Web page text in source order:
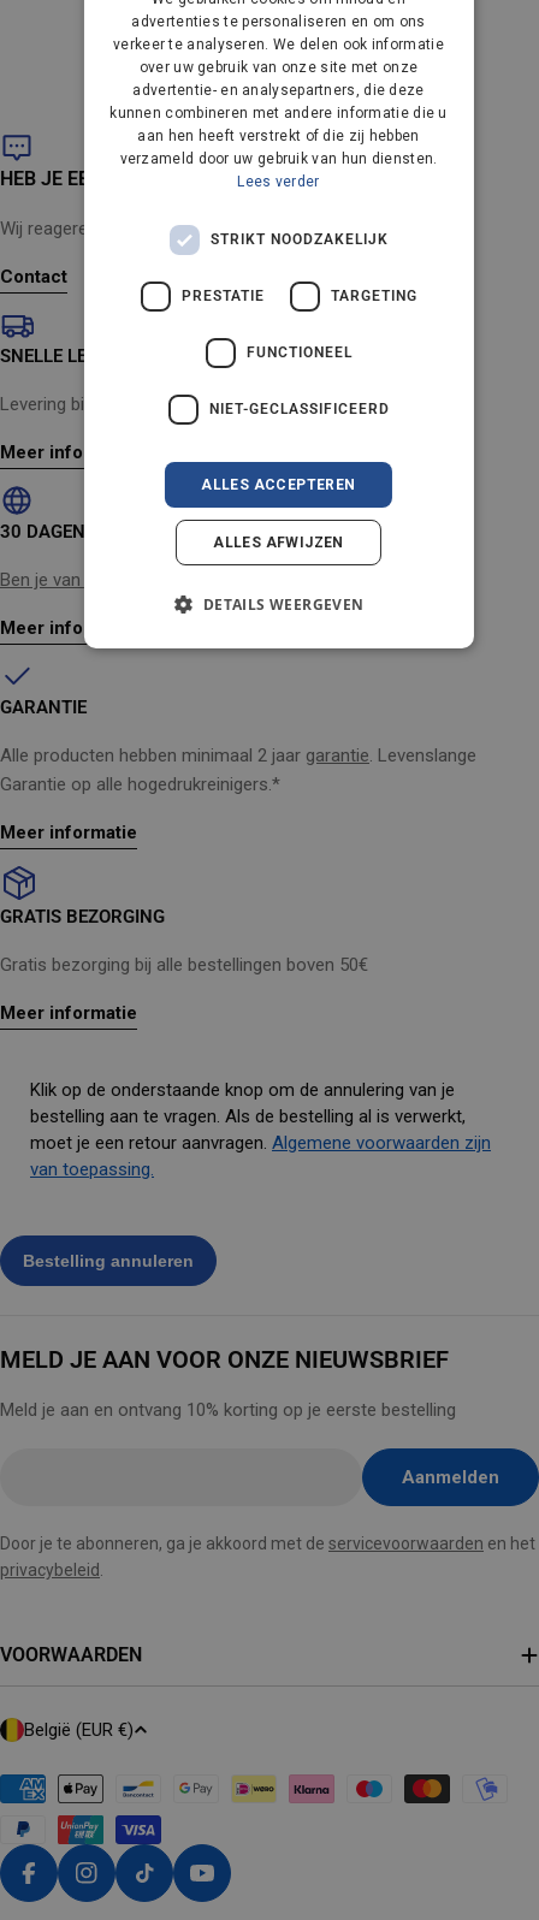
Unable to load recommendations
HEB JE EEN VRAAG?
Wij reageren binnen 24 uur (maandag tot en met vrijdag).
Contact
SNELLE LEVERING
Levering binnen 2-4 werkdagen
Meer informatie
30 DAGEN GELD-TERUG-GARANTIE
Ben je van gedachten veranderd?
Meer informatie
GARANTIE
Alle producten hebben minimaal 2 jaar garantie. Levenslange
Garantie op alle hogedrukreinigers.*
Meer informatie
GRATIS BEZORGING
Gratis bezorging bij alle bestellingen boven 50€
Meer informatie
Klik op de onderstaande knop om de annulering van je
bestelling aan te vragen. Als de bestelling al is verwerkt,
moet je een retour aanvragen. Algemene voorwaarden zijn
van toepassing.
MELD JE AAN VOOR ONZE NIEUWSBRIEF
Meld je aan en ontvang 10% korting op je eerste bestelling
invoegen
Aanmelden
Door je te abonneren, ga je akkoord met de servicevoorwaarden en het
privacybeleid
VOORWAARDEN
L
/
R
België (EUR €)
FacebookInstagram
Tiktok Youtube
DUTCH
FRENCH
FINNISH
SWEDISH
IT
advertenties te personaliseren en om ons
verkeer te analyseren. We delen ook informatie
over uw gebruik van onze site met onze
advertentie- en analysepartners, die deze
kunnen combineren met andere informatie die u
aan hen heeft verstrekt of die zij hebben
verzameld door uw gebruik van hun diensten.
Lees verder
STRIKT NOODZAKELIJK
PRESTATIE TARGETING
FUNCTIONEEL
NIET-GECLASSIFICEERD
ALLES ACCEPTEREN
ALLES AFWIJZEN
DETAILS WEERGEVEN